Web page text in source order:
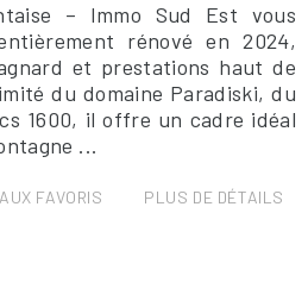
– Immo Sud Est vous
rénové en 2024,
et prestations haut de
du domaine Paradiski, du
1600, il offre un cadre idéal
...
FAVORIS PLUS DE DÉTAILS